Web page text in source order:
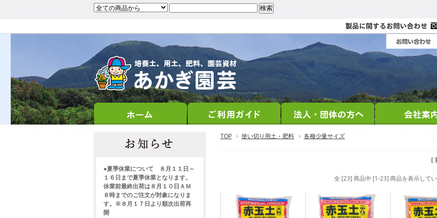
TOP > 使い切り用土・肥料 > 各種少量サイズ
[
全 [23] 商品中 [1-23] 商品を表示して
●夏季休業について ８月１１日～
１６日まで夏季休業となります。
休業前最終出荷は８月１０日ＡＭ
８時までのご注文が対象になりま
す。※８月１７日より順次出荷再
開